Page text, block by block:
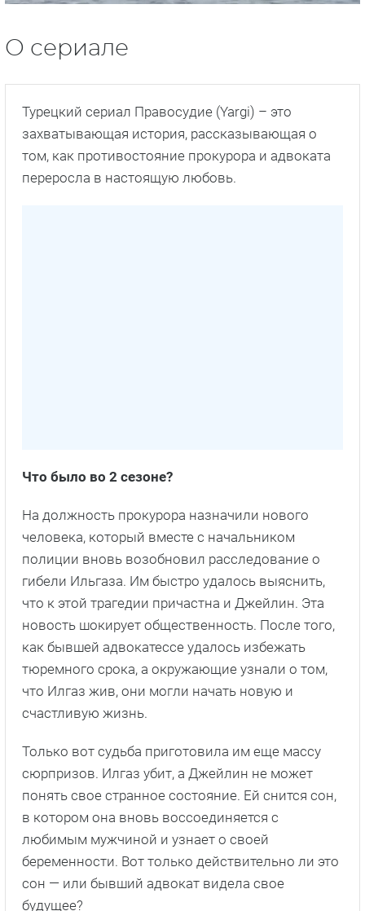
О сериале
Турецкий сериал Правосудие (Yargi) – это
захватывающая история, рассказывающая о
том, как противостояние прокурора и адвоката
переросла в настоящую любовь.
Что было во 2 сезоне?
На должность прокурора назначили нового
человека, который вместе с начальником
полиции вновь возобновил расследование о
гибели Ильгаза. Им быстро удалось выяснить,
что к этой трагедии причастна и Джейлин. Эта
новость шокирует общественность. После того,
как бывшей адвокатессе удалось избежать
тюремного срока, а окружающие узнали о том,
что Илгаз жив, они могли начать новую и
счастливую жизнь.
Только вот судьба приготовила им еще массу
сюрпризов. Илгаз убит, а Джейлин не может
понять свое странное состояние. Ей снится сон,
в котором она вновь воссоединяется с
любимым мужчиной и узнает о своей
беременности. Вот только действительно ли это
сон — или бывший адвокат видела свое
будущее?